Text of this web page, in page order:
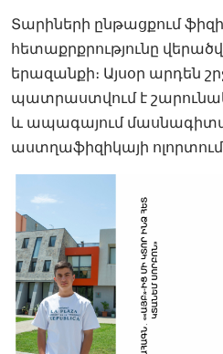
Տարիների ընթացքում
հետաքրքրությունը
երազանքի։ Այսօր արդեն
պատրաստվում է
և ապագայում
աստղաֆիզիկայի